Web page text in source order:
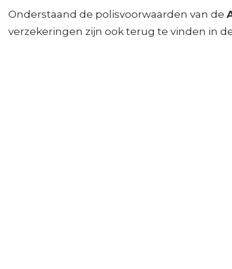
Onderstaand de polisvoorwaarden van de
verzekeringen zijn ook terug te vinden in